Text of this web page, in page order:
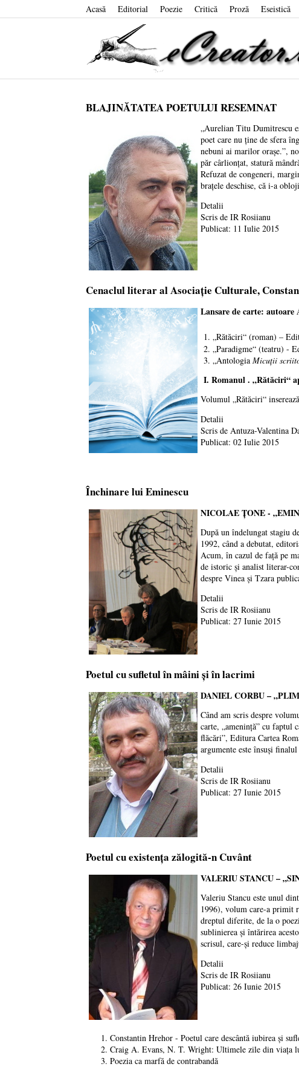
Acasă Editorial Poezie Critică Proză Eseistică
BLAJINĂTATEA POETULUI RESEMNAT
„Aurelian Titu Dumitrescu
poet care nu ține de sfera
nebuni ai marilor orașe.”,
păr cârlionțat, statură
Refuzat de congeneri,
brațele deschise, că i-a
Detalii
Scris de IR Rosiianu
Publicat: 11 Iulie 2015
Cenaclul literar al Asociație Culturale,
Lansare de carte: autoare
1. „Rătăciri“ (roman) –
2. „Paradigme“ (teatru) -
3. „Antologia Micuții
I. Romanul . „Rătăciri“
Volumul „Rătăciri“
Detalii
Scris de Antuza-Valentina
Publicat: 02 Iulie 2015
Închinare lui Eminescu
NICOLAEŢONE-
După un îndelungat stagiu
1992, când a debutat,
Acum, în cazul de faţă pe
de istoric şi analist literar-
despre Vinea şi Tzara
Detalii
Scris de IR Rosiianu
Publicat: 27 Iunie 2015
Poetul cu sufletul în mâini şi în lacrimi
DANIELCORBU–
Când am scris despre
carte, „amenință” cu faptul
flăcări”, Editura Cartea
argumente este însuşi
Detalii
Scris de IR Rosiianu
Publicat: 27 Iunie 2015
Poetul cu existenţa zălogită-n Cuvânt
VALERIUSTANCU–
Valeriu Stancu este unul
1996), volum care-a primit
dreptul diferite, de la o
sublinierea şi întărirea
scrisul, care-şi reduce
Detalii
Scris de IR Rosiianu
Publicat: 26 Iunie 2015
Constantin Hrehor - Poetul care descântă iubirea şi
Craig A. Evans, N. T. Wright: Ultimele zile din viaţa
Poezia ca marfă de contrabandă